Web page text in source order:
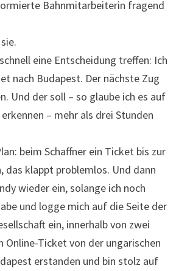
Bahnmitarbeiterin fragend
eine Entscheidung treffen: Ich
nach Budapest. Der nächste Zug
Und der soll – so glaube ich es auf
– mehr als drei Stunden
beim Schaffner ein Ticket bis zur
das klappt problemlos. Und dann
wieder ein, solange ich noch
und logge mich auf die Seite der
ein, innerhalb von zwei
Online-Ticket von der ungarischen
erstanden und bin stolz auf